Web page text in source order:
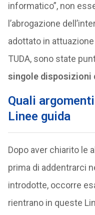
informatico”, non
l’abrogazione
adottato in attuazione
TUDA, sono state
singole disposizioni
Quali
Linee guida
Dopo aver chiarito le
prima di addentrarci
introdotte, occorre
rientrano in queste